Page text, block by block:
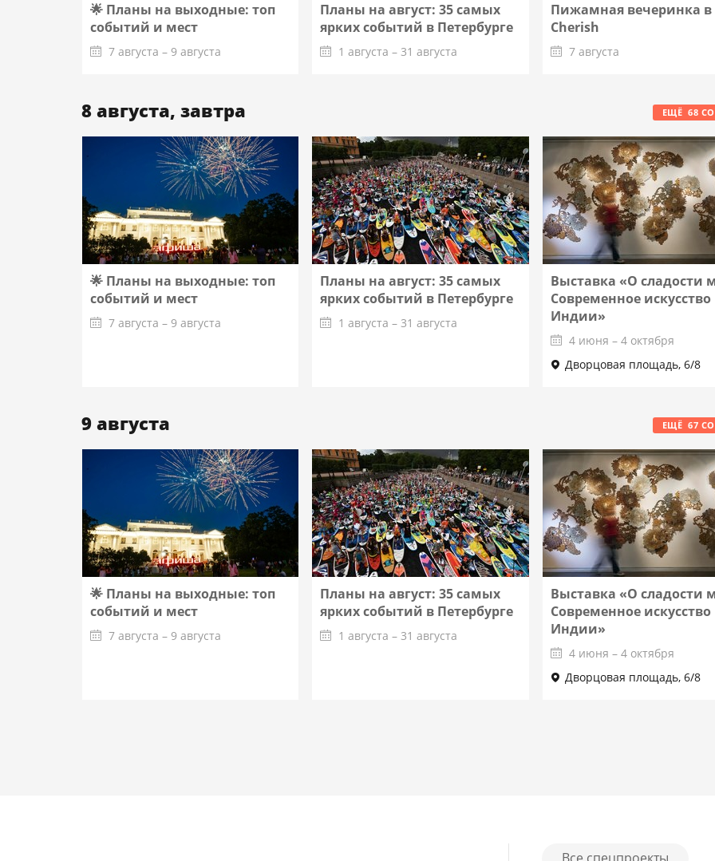
🌟 Планы на выходные: топ
событий и мест
7 августа – 9 августа
Подробнее
Планы на август: 35 самых
ярких событий в Петербурге
1 августа – 31 августа
Пижамная вечеринка в
Cherish
7 августа
Подробнее
8 августа, завтра ЕЩЁ68
🌟 Планы на выходные: топ
событий и мест
7 августа – 9 августа
Подробнее
Планы на август: 35 самых
ярких событий в Петербурге
1 августа – 31 августа
Выставка «О сладости
Современное искусство
Индии»
4 июня – 4 октября
Дворцовая площадь, 6/8
Подробнее
9 августа ЕЩЁ67
🌟 Планы на выходные: топ
событий и мест
7 августа – 9 августа
Планы на август: 35 самых
ярких событий в Петербурге
1 августа – 31 августа
Выставка «О сладости
Современное искусство
Индии»
4 июня – 4 октября
Дворцовая площадь, 6/8